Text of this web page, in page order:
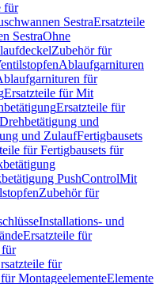
für
SestraErsatzteile
SestraOhne
Zubehör für
Ablaufgarnituren
für
Ersatzteile für Mit
Ersatzteile für
und
und ZulaufFertigbausets
für Fertigbausets für
PushControlMit
Zubehör für
Installations- und
Ersatzteile für
für
für
MontageelementeElemente